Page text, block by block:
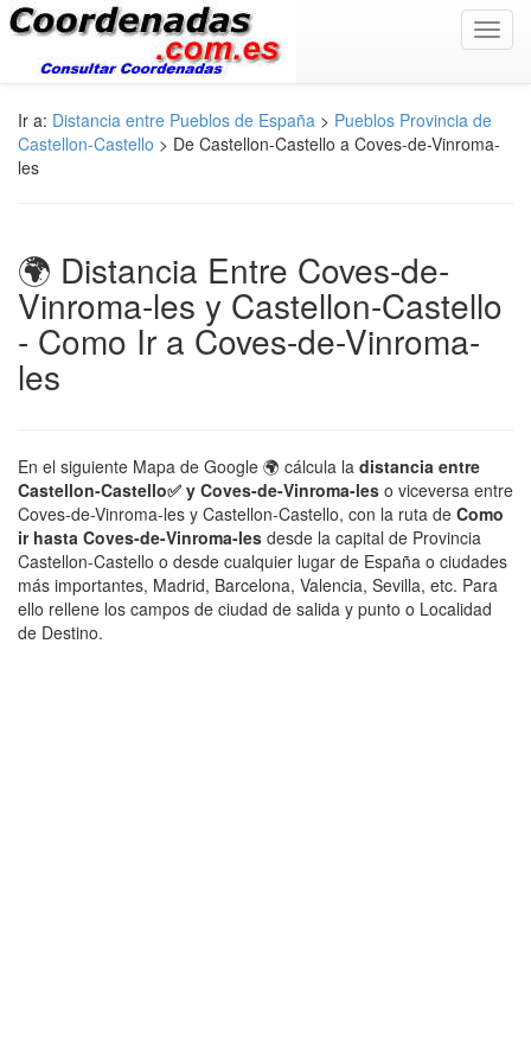
Ir a: Distancia entre Pueblos de España > Pueblos Provincia de
Castellon-Castello > De Castellon-Castello a Coves-de-Vinroma-
les
🌍 Distancia Entre Coves-de-
Vinroma-les y Castellon-Castello
- Como Ir a Coves-de-Vinroma-
les
En el siguiente Mapa de Google 🌍 cálcula la distancia entre
Castellon-Castello✅ y Coves-de-Vinroma-les o viceversa entre
Coves-de-Vinroma-les y Castellon-Castello, con la ruta de Como
ir hasta Coves-de-Vinroma-les desde la capital de Provincia
Castellon-Castello o desde cualquier lugar de España o ciudades
más importantes, Madrid, Barcelona, Valencia, Sevilla, etc. Para
ello rellene los campos de ciudad de salida y punto o Localidad
de Destino.